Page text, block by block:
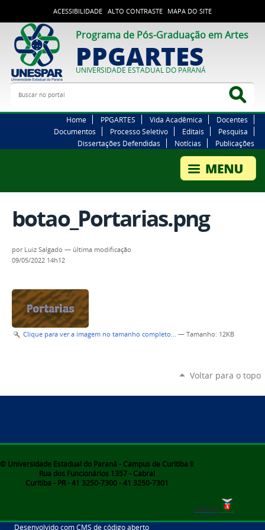
ACESSIBILIDADE ALTO CONTRASTE MAPA DO SITE
Programa de Pós-Graduação em Artes
PPGARTES
UNIVERSIDADE ESTADUAL DO PARANÁ
Buscar no portal
Home PPGARTES Vida Acadêmica
Docentes
Documentos
Processo Seletivo Editais
Pesquisa
Dissertações Defendidas
Notícias Publicações
botao_Portarias.png
por Luiz Salgado — última modificação
09/05/2022 14h12
Clique para ver a imagem no tamanho completo… — Tamanho: 12KB
Voltar para o topo
© Universidade Estadual do Paraná - Campus de Curitiba II
Rua dos Funcionários 1357 - Cabral
Curitiba - PR - 41 3250-7300 - 41 3250-7301
Desenvolvido com CMS de código aberto